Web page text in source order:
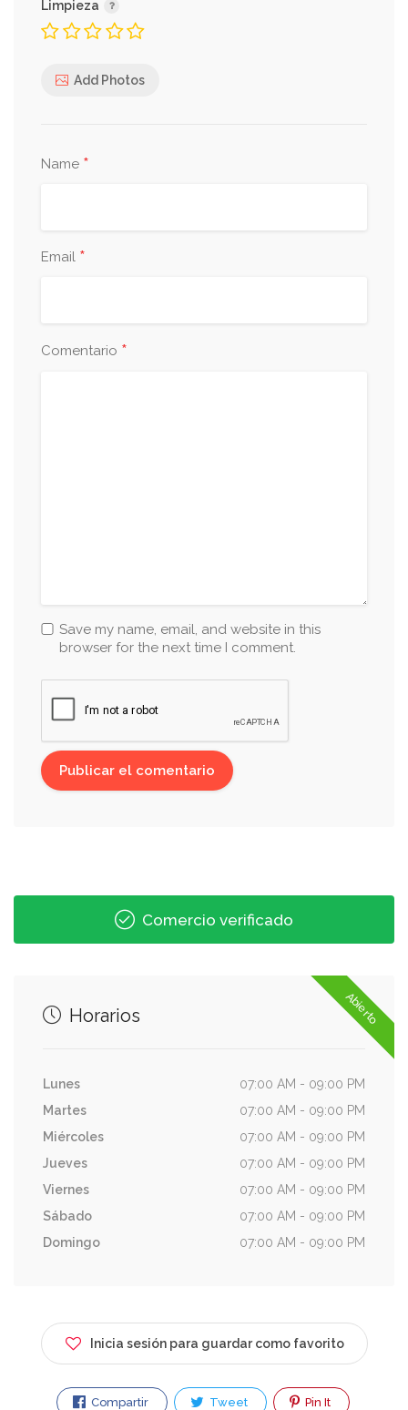
Limpieza
Add Photos
Name *
Email *
Comentario *
Save my name, email, and website in this
browser for the next time I comment.
Comercio verificado
Abierto
Horarios
Lunes
07:00 AM - 09:00 PM
Martes
07:00 AM - 09:00 PM
Miércoles
07:00 AM - 09:00 PM
Jueves
07:00 AM - 09:00 PM
Viernes
07:00 AM - 09:00 PM
Sábado
07:00 AM - 09:00 PM
Domingo
07:00 AM - 09:00 PM
Inicia sesión para guardar como favorito
Compartir Tweet Pin It